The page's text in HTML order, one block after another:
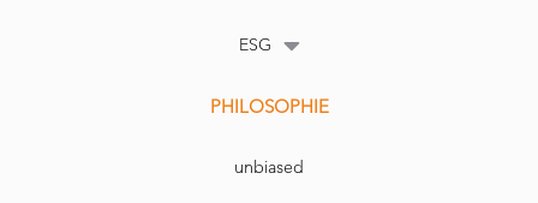
ESG
PHILOSOPHIE
unbiased